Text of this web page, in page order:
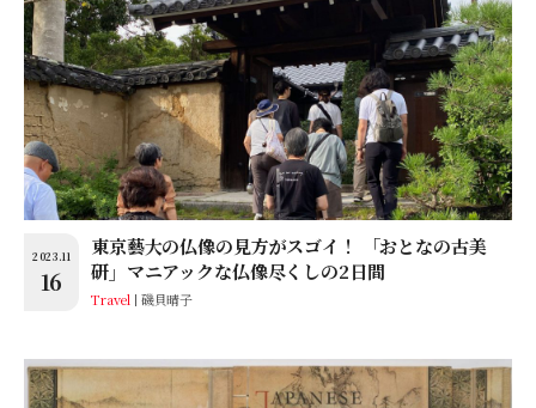
2023.11
16
東京藝大の仏像の見方がスゴイ！ 「おとなの古美
研」マニアックな仏像尽くしの2日間
Travel 磯貝晴子